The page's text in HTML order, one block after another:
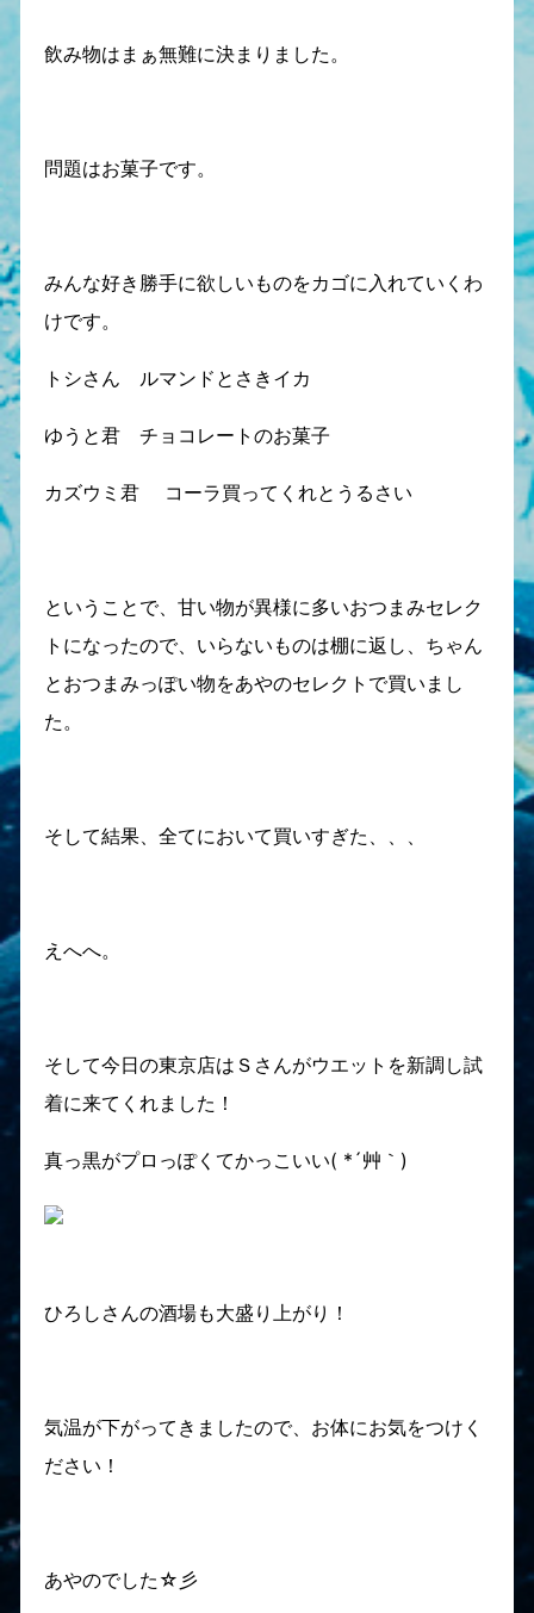
飲み物はまぁ無難に決まりました。
問題はお菓子です。
みんな好き勝手に欲しいものをカゴに入れていくわ
けです。
トシさん ルマンドとさきイカ
ゆうと君 チョコレートのお菓子
カズウミ君 コーラ買ってくれとうるさい
ということで、甘い物が異様に多いおつまみセレク
トになったので、いらないものは棚に返し、ちゃん
とおつまみっぽい物をあやのセレクトで買いまし
た。
そして結果、全てにおいて買いすぎた、、、
えへへ。
そして今日の東京店はＳさんがウエットを新調し試
着に来てくれました！
真っ黒がプロっぽくてかっこいい( *´艸｀)
ひろしさんの酒場も大盛り上がり！
気温が下がってきましたので、お体にお気をつけく
ださい！
あやのでした☆彡